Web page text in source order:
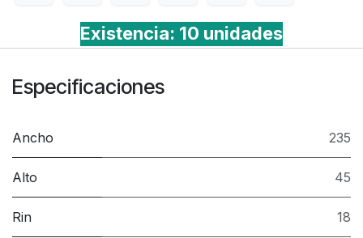
Existencia: 10 unidades
Especificaciones
Ancho 235
Alto 45
Rin 18